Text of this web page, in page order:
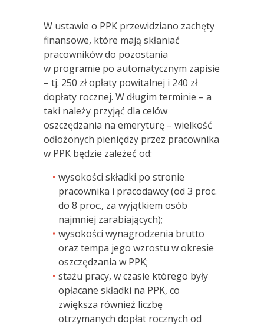
W ustawie o PPK przewidziano zachęty
finansowe, które mają skłaniać
pracowników do pozostania
w programie po automatycznym zapisie
– tj. 250 zł opłaty powitalnej i 240 zł
dopłaty rocznej. W długim terminie – a
taki należy przyjąć dla celów
oszczędzania na emeryturę – wielkość
odłożonych pieniędzy przez pracownika
w PPK będzie zależeć od:
wysokości składki po stronie
pracownika i pracodawcy (od 3 proc.
do 8 proc., za wyjątkiem osób
najmniej zarabiających);
wysokości wynagrodzenia brutto
oraz tempa jego wzrostu w okresie
oszczędzania w PPK;
stażu pracy, w czasie którego były
opłacane składki na PPK, co
zwiększa również liczbę
otrzymanych dopłat rocznych od